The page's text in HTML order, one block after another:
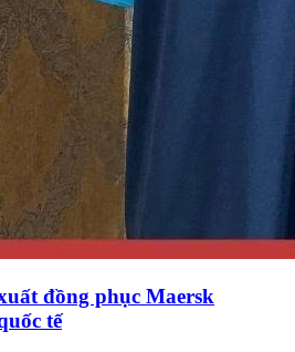
đồng phục Maersk
tế